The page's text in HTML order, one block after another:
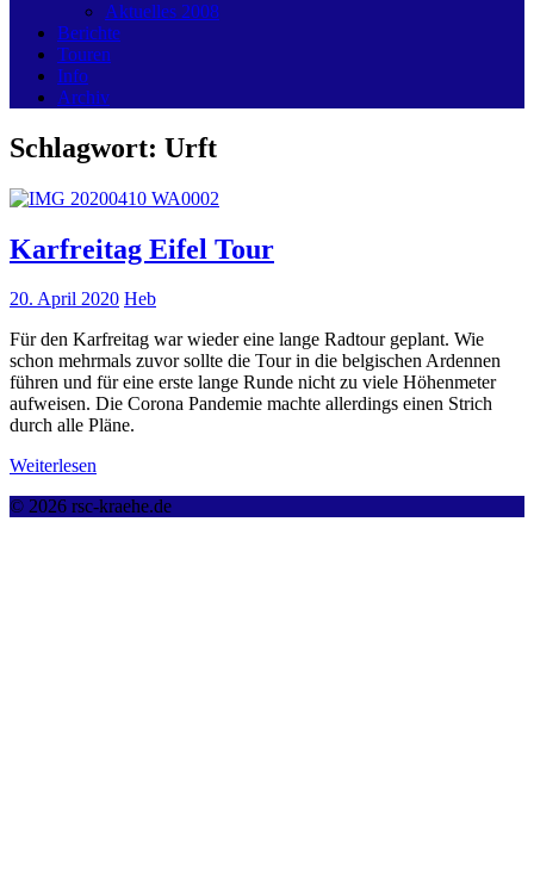
Aktuelles 2008
Berichte
Touren
Info
Archiv
Schlagwort: Urft
Karfreitag Eifel Tour
20. April 2020 Heb
Für den Karfreitag war wieder eine lange Radtour geplant. Wie
schon mehrmals zuvor sollte die Tour in die belgischen Ardennen
führen und für eine erste lange Runde nicht zu viele Höhenmeter
aufweisen. Die Corona Pandemie machte allerdings einen Strich
durch alle Pläne.
Weiterlesen
© 2026 rsc-kraehe.de